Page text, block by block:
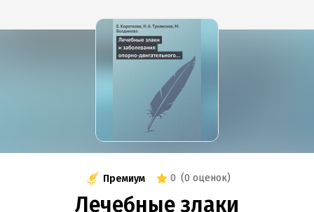
Премиум 0 (0 оценок)
Лечебные злаки